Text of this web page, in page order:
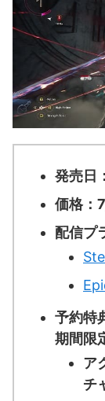
発売日
価格：
配信プ
予約特
期間限
ア
チ